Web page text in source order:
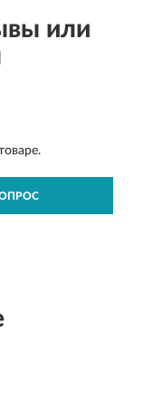
или